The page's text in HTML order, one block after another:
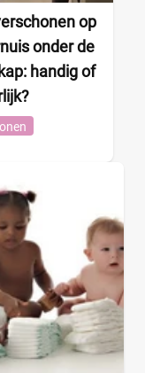
op
onder de
handig of